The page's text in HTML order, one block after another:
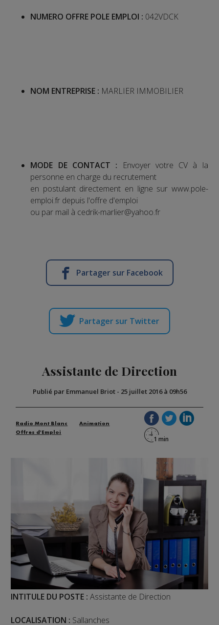
NUMERO OFFRE POLE EMPLOI : 042VDCK
NOM ENTREPRISE : MARLIER IMMOBILIER
MODE DE CONTACT :
Envoyer votre CV à la
personne en charge du recrutement
en postulant directement en ligne sur www.pole-
emploi.fr depuis l'offre d'emploi
ou par mail à cedrik-marlier@yahoo.fr
Partager sur Facebook
Partager sur Twitter
Assistante de Direction
Publié par Emmanuel Briot- 25 juillet 2016 à 09h56
Radio Mont Blanc
Animation
Offres d'Emploi
INTITULE DU POSTE : Assistante de Direction
LOCALISATION : Sallanches